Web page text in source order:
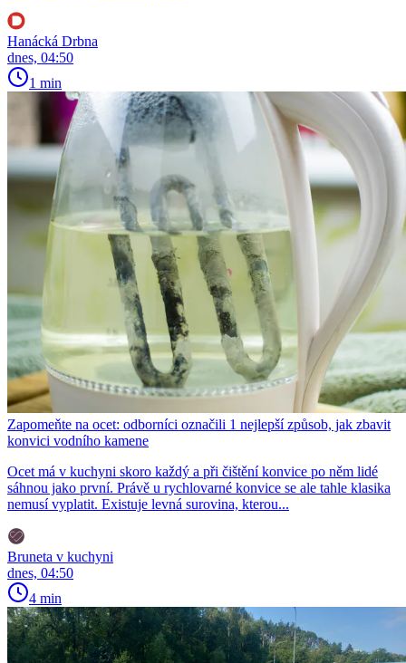
Hanácká Drbna
dnes, 04:50
1 min
Zapomeňte na ocet: odborníci označili 1 nejlepší způsob, jak zbavit
konvici vodního kamene
Ocet má v kuchyni skoro každý a při čištění konvice po něm lidé
sáhnou jako první. Právě u rychlovarné konvice se ale tahle klasika
nemusí vyplatit. Existuje levná surovina, kterou...
Bruneta v kuchyni
dnes, 04:50
4 min